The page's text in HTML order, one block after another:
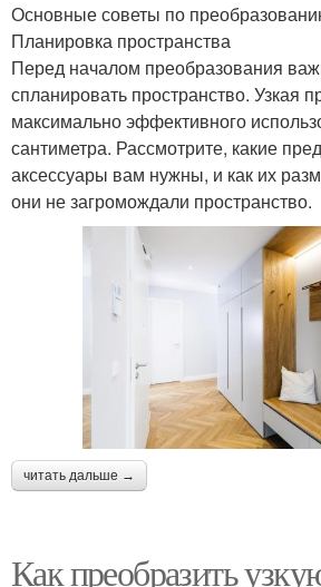
Основные советы по
Планировка пространства
Перед началом преобразования
спланировать пространство. Узкая
максимально эффективного
сантиметра. Рассмотрите, какие
аксессуары вам нужны, и как их
они не загромождали пространство.
читать дальше →
Как преобразить